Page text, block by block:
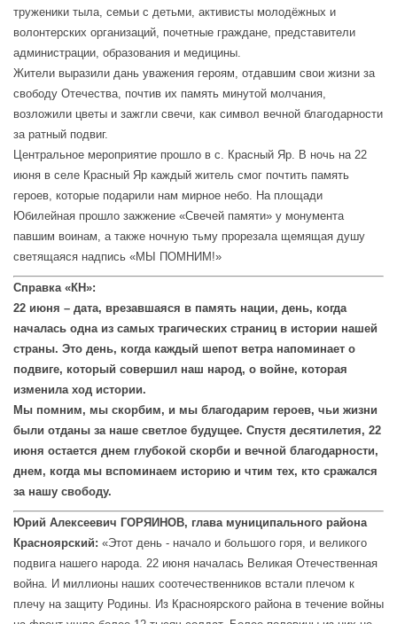
труженики тыла, семьи с детьми, активисты молодёжных и
волонтерских организаций, почетные граждане, представители
администрации, образования и медицины.
Жители выразили дань уважения героям, отдавшим свои жизни за
свободу Отечества, почтив их память минутой молчания,
возложили цветы и зажгли свечи, как символ вечной благодарности
за ратный подвиг.
Центральное мероприятие прошло в с. Красный Яр. В ночь на 22
июня в селе Красный Яр каждый житель смог почтить память
героев, которые подарили нам мирное небо. На площади
Юбилейная прошло зажжение «Свечей памяти» у монумента
павшим воинам, а также ночную тьму прорезала щемящая душу
светящаяся надпись «МЫ ПОМНИМ!»
Справка «КН»:
22 июня – дата, врезавшаяся в память нации, день, когда
началась одна из самых трагических страниц в истории нашей
страны. Это день, когда каждый шепот ветра напоминает о
подвиге, который совершил наш народ, о войне, которая
изменила ход истории.
Мы помним, мы скорбим, и мы благодарим героев, чьи жизни
были отданы за наше светлое будущее. Спустя десятилетия, 22
июня остается днем глубокой скорби и вечной благодарности,
днем, когда мы вспоминаем историю и чтим тех, кто сражался
за нашу свободу.
Юрий Алексеевич ГОРЯИНОВ, глава муниципального района
Красноярский: «Этот день - начало и большого горя, и великого
подвига нашего народа. 22 июня началась Великая Отечественная
война. И миллионы наших соотечественников встали плечом к
плечу на защиту Родины. Из Красноярского района в течение войны